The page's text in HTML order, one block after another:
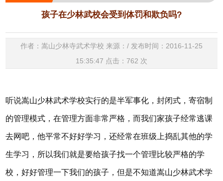
孩子在少林武校会受到体罚和欺负吗?
作者：嵩山少林寺武术学校 来源：/ 发布时间：2016-11-25
15:35:47 点击： 762 次
听说嵩山少林武术学校实行的是半军事化，封闭式，寄宿制
的管理模式，在管理方面非常严格，而我们家孩子经常逃课
去网吧，他平常不好好学习，还经常在班级上捣乱其他的学
生学习，所以我们就是要给孩子找一个管理比较严格的学
校，好好管理一下我们的孩子，但是不知道嵩山少林武术学